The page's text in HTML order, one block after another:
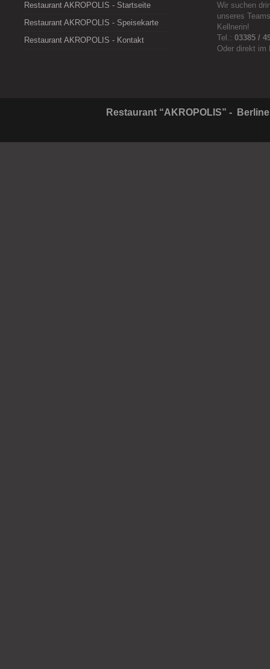
Restaurant AKROPOLIS - Startseite
Restaurant AKROPOLIS - Speisekarte
Restaurant AKROPOLIS - Kontakt
Wir suchen
unseres
Kellnerin!
Tel.: 03385 /
Oder direkt im
Restaurant “AKROPOLIS” -